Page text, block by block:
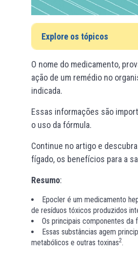
Explore os tópicos
O nome do medicamento,
ação de um remédio no
indicada.
Essas informações são
o uso da fórmula.
Continue no artigo e
fígado, os benefícios para a
Resumo:
Epocler é um medicamento
de resíduos tóxicos produzidos
Os principais componentes da
Essas substâncias agem
metabólicos e outras toxinas2.